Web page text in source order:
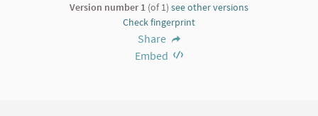
Version number 1 (of 1) see other versions
Check fingerprint
Share
Embed